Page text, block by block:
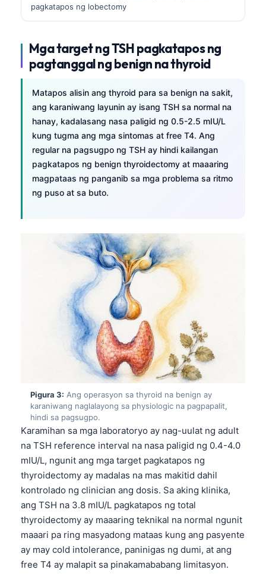
pagkatapos ng lobectomy
Mga target ng TSH pagkatapos ng
pagtanggal ng benign na thyroid
Matapos alisin ang thyroid para sa benign na sakit,
ang karaniwang layunin ay isang TSH sa normal na
hanay, kadalasang nasa paligid ng 0.5-2.5 mIU/L
kung tugma ang mga sintomas at free T4. Ang
regular na pagsugpo ng TSH ay hindi kailangan
pagkatapos ng benign thyroidectomy at maaaring
magpataas ng panganib sa mga problema sa ritmo
ng puso at sa buto.
Pigura 3: Ang operasyon sa thyroid na benign ay
karaniwang naglalayong sa physiologic na pagpapalit,
hindi sa pagsugpo.
Karamihan sa mga laboratoryo ay nag-uulat ng adult
na TSH reference interval na nasa paligid ng 0.4-4.0
mIU/L, ngunit ang mga target pagkatapos ng
thyroidectomy ay madalas na mas makitid dahil
kontrolado ng clinician ang dosis. Sa aking klinika,
ang TSH na 3.8 mIU/L pagkatapos ng total
thyroidectomy ay maaaring teknikal na normal ngunit
maaari pa ring masyadong mataas kung ang pasyente
ay may cold intolerance, paninigas ng dumi, at ang
free T4 ay malapit sa pinakamababang limitasyon.